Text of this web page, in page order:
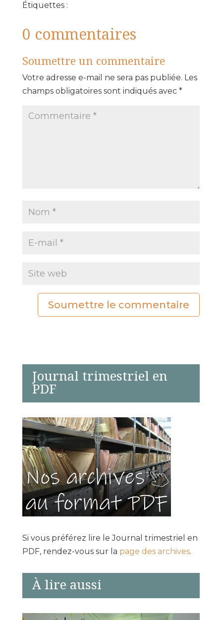
Étiquettes :
0 commentaires
Soumettre un commentaire
Votre adresse e-mail ne sera pas publiée. Les
champs obligatoires sont indiqués avec *
Soumettre le commentaire
Journal trimestriel en
PDF
Si vous préférez lire le Journal trimestriel en
PDF, rendez-vous sur la page des archives.
À lire aussi